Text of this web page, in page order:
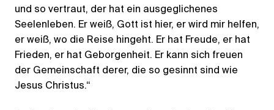
und so vertraut, der hat ein ausgeglichenes
Seelenleben. Er weiß, Gott ist hier, er wird mir helfen,
er weiß, wo die Reise hingeht. Er hat Freude, er hat
Frieden, er hat Geborgenheit. Er kann sich freuen
der Gemeinschaft derer, die so gesinnt sind wie
Jesus Christus.“